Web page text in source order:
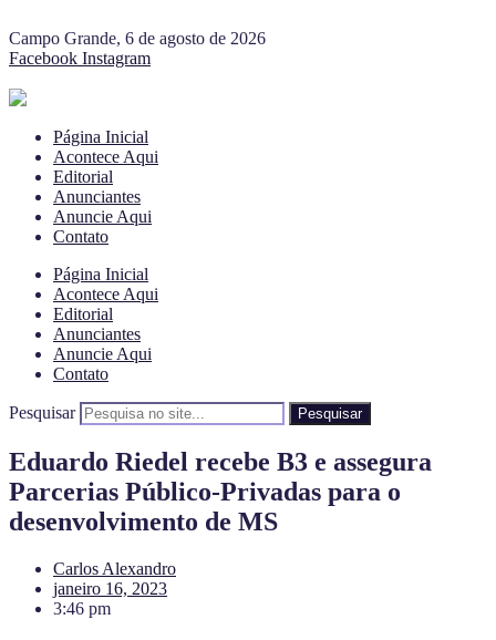
Campo Grande, 6 de agosto de 2026
Facebook Instagram
Página Inicial
Acontece Aqui
Editorial
Anunciantes
Anuncie Aqui
Contato
Página Inicial
Acontece Aqui
Editorial
Anunciantes
Anuncie Aqui
Contato
Pesquisar Pesquisar
Eduardo Riedel recebe B3 e assegura
Parcerias Público-Privadas para o
desenvolvimento de MS
Carlos Alexandro
janeiro 16, 2023
3:46 pm